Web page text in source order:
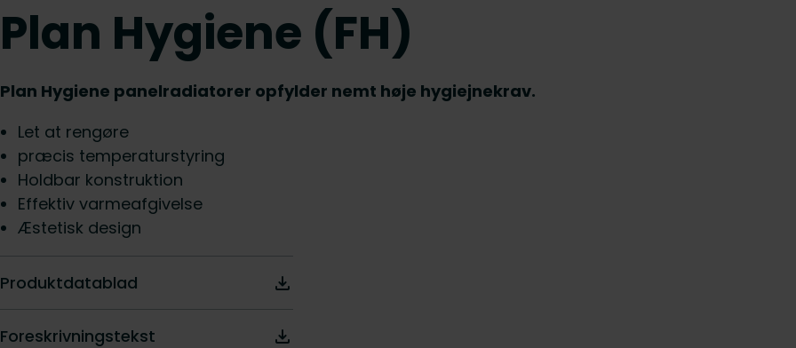
Plan Hygiene (FH)
Plan Hygiene panelradiatorer opfylder nemt høje hygiejnekrav.
Let at rengøre
præcis temperaturstyring
Holdbar konstruktion
Effektiv varmeafgivelse
Æstetisk design
Produktdatablad
Foreskrivningstekst